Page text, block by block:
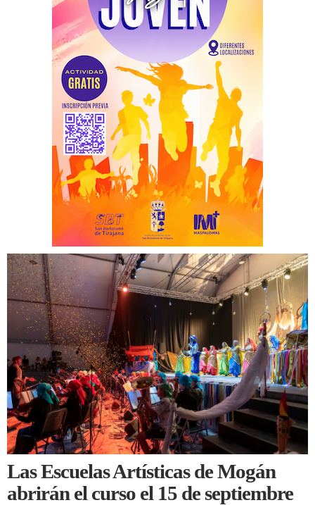
Las Escuelas Artísticas de Mogán
abrirán el curso el 15 de septiembre